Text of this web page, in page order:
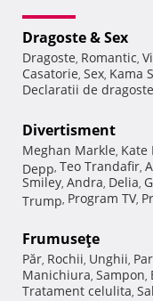
Dragoste & Sex
Dragoste, Romantic,
Casatorie, Sex, Kama
Declaratii de dragoste
Divertisment
Meghan Markle, Kate
Depp, Teo Trandafir,
Smiley, Andra, Delia,
Trump, Program TV,
Frumuseţe
Păr, Rochii, Unghii,
Manichiura, Sampon,
Tratament celulita,